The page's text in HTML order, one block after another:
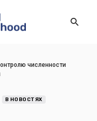
численности
В НОВОСТЯХ